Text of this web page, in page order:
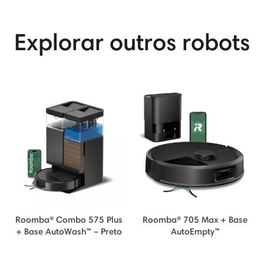
Explorar outros robots
Roomba® Combo 575 Plus
+ Base AutoWash™ – Preto
Roomba® 705 Max + Base
AutoEmpty™